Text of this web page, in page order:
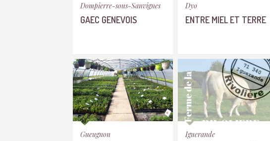
Dompierre-sous-Sanvignes
GAEC GENEVOIS
Dyo
ENTRE MIEL ET TERRE
Gueugnon Iguerande